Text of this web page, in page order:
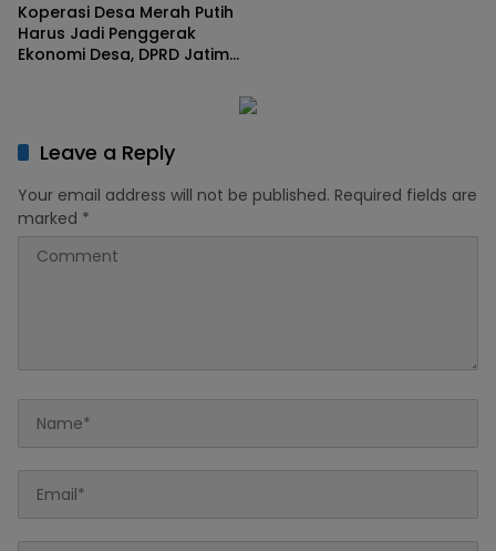
Koperasi Desa Merah Putih
Harus Jadi Penggerak
Ekonomi Desa, DPRD Jatim:
Leave a Reply
Your email address will not be published. Required fields are
marked *